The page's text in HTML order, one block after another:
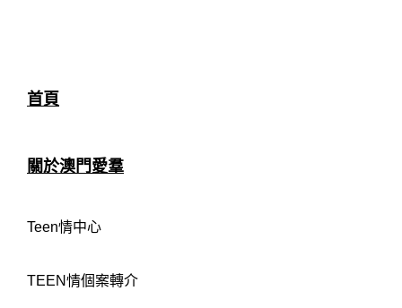
首頁
關於澳門愛羣
Teen情中心
TEEN情個案轉介